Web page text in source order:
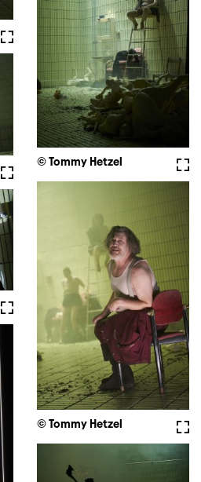
Vollbild
© Tommy Hetzel
Vollbild
© Tommy Hetzel
Vollbild